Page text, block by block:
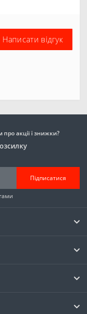
Написати відгук
акції і знижки?
Підписатися